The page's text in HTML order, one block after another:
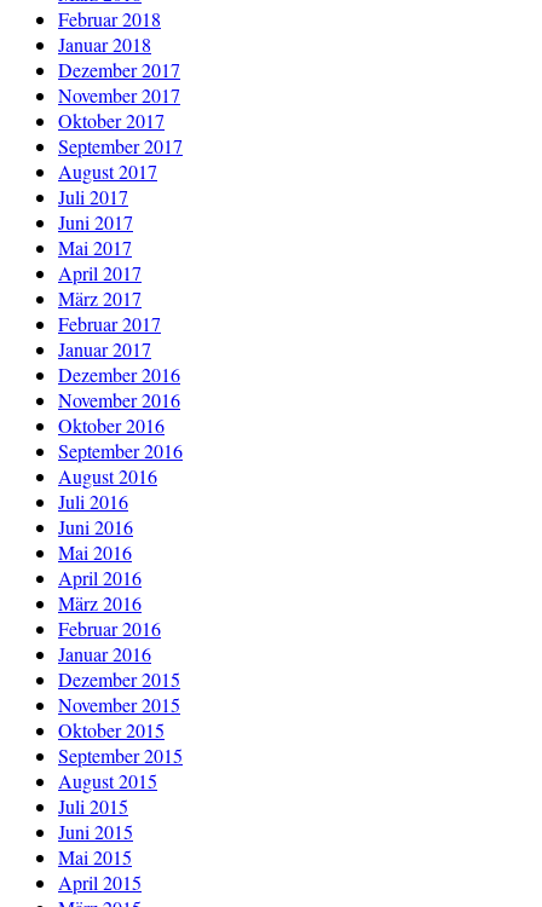
Februar 2018
Januar 2018
Dezember 2017
November 2017
Oktober 2017
September 2017
August 2017
Juli 2017
Juni 2017
Mai 2017
April 2017
März 2017
Februar 2017
Januar 2017
Dezember 2016
November 2016
Oktober 2016
September 2016
August 2016
Juli 2016
Juni 2016
Mai 2016
April 2016
März 2016
Februar 2016
Januar 2016
Dezember 2015
November 2015
Oktober 2015
September 2015
August 2015
Juli 2015
Juni 2015
Mai 2015
April 2015